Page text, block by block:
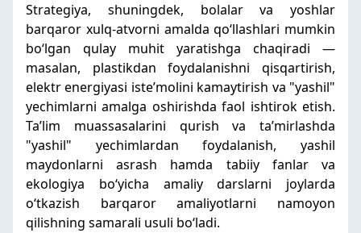
Strategiya, shuningdek, bolalar va yoshlar
barqaror xulq-atvorni amalda qoʻllashlari mumkin
boʻlgan qulay muhit yaratishga chaqiradi —
masalan, plastikdan foydalanishni qisqartirish,
elektr energiyasi isteʼmolini kamaytirish va "yashil"
yechimlarni amalga oshirishda faol ishtirok etish.
Taʼlim muassasalarini qurish va taʼmirlashda
"yashil" yechimlardan foydalanish, yashil
maydonlarni asrash hamda tabiiy fanlar va
ekologiya boʻyicha amaliy darslarni joylarda
oʻtkazish barqaror amaliyotlarni namoyon
qilishning samarali usuli boʻladi.